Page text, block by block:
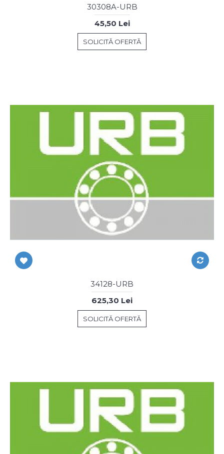
30308A-URB
45,50 Lei
SOLICITĂ OFERTĂ
34128-URB
625,30 Lei
SOLICITĂ OFERTĂ